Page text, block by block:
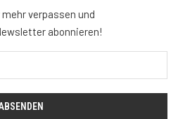
verpassen und
abonnieren!